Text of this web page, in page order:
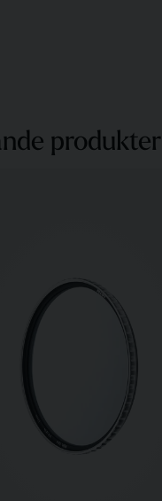
produkter